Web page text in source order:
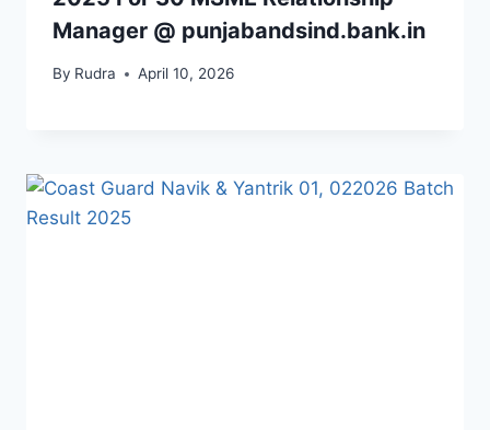
Manager @ punjabandsind.bank.in
By Rudra April 10, 2026